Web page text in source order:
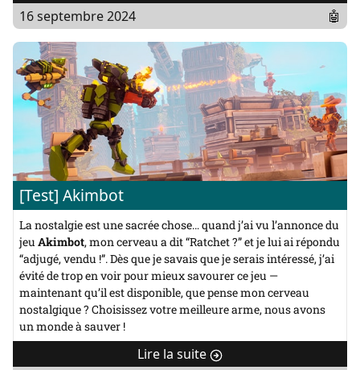
[Test]
Astro
Bot"
16 septembre 2024 🤖
[Test] Akimbot
La nostalgie est une sacrée chose… quand j’ai vu l’annonce du
jeu Akimbot, mon cerveau a dit “Ratchet ?” et je lui ai répondu
“adjugé, vendu !”. Dès que je savais que je serais intéressé, j’ai
évité de trop en voir pour mieux savourer ce jeu —
maintenant qu’il est disponible, que pense mon cerveau
nostalgique ? Choisissez votre meilleure arme, nous avons
un monde à sauver !
Lire la suitede